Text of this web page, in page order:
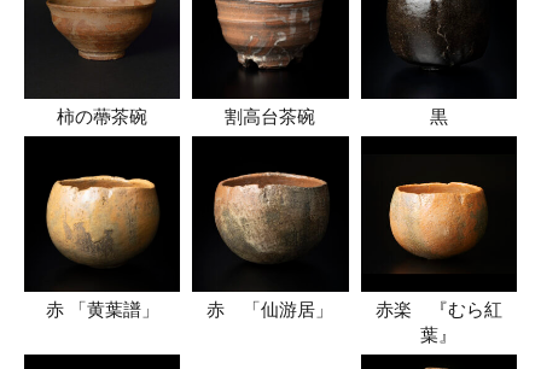
柿の蔕茶碗 割高台茶碗 黒
赤 「黄葉譜」 赤 「仙游居」
赤楽 『むら紅
葉』